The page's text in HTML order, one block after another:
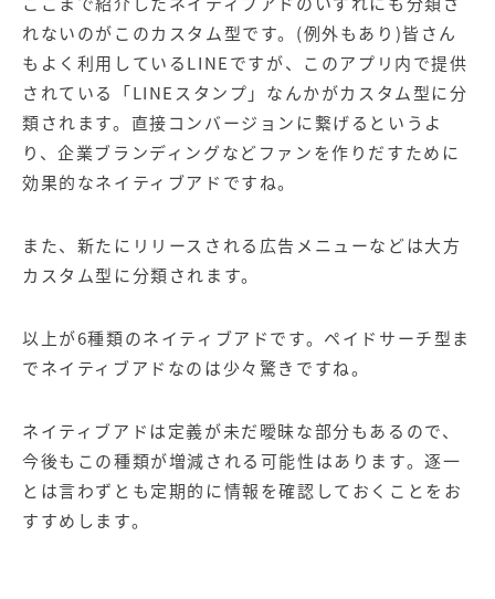
れないのがこのカスタム型です。(例外もあり)皆さん
もよく利用しているLINEですが、このアプリ内で提供
されている「LINEスタンプ」なんかがカスタム型に分
類されます。直接コンバージョンに繋げるというよ
り、企業ブランディングなどファンを作りだすために
効果的なネイティブアドですね。
また、新たにリリースされる広告メニューなどは大方
カスタム型に分類されます。
以上が6種類のネイティブアドです。ペイドサーチ型ま
でネイティブアドなのは少々驚きですね。
ネイティブアドは定義が未だ曖昧な部分もあるので、
今後もこの種類が増減される可能性はあります。逐一
とは言わずとも定期的に情報を確認しておくことをお
すすめします。